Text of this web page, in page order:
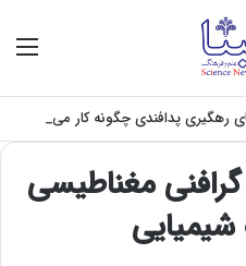
موشک‌های بالستیک و سامانه‌های رهگیری پدافندی چگونه کار می کنند؟
گرافنی مغناطیسی
شیمیایی